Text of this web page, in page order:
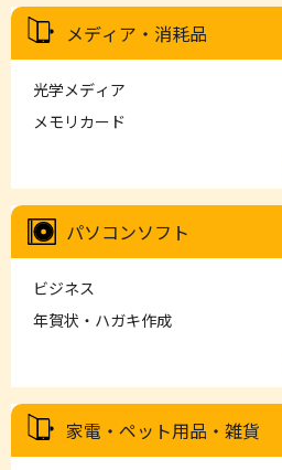
メディア・消耗品
光学メディア
メモリカード
パソコンソフト
ビジネス
年賀状・ハガキ作成
家電・ペット用品・雑貨